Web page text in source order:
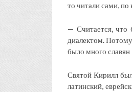
то читали сами,
— Считается, что
диалектом.
было много
Святой Кирилл
латинский,